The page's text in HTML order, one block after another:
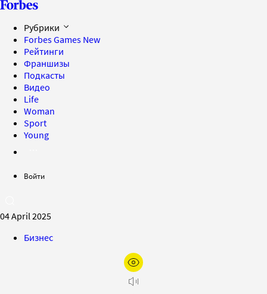
Рубрики
Forbes Games New
Рейтинги
Франшизы
Подкасты
Видео
Life
Woman
Sport
Young
Войти
04 April 2025
Бизнес